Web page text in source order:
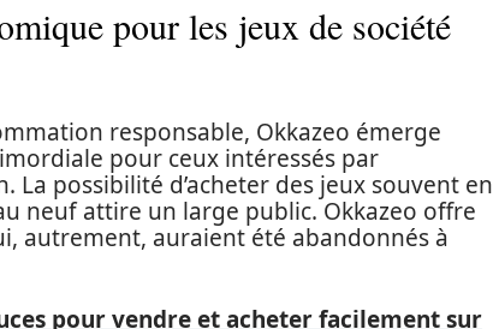
pour les jeux de société
responsable, Okkazeo émerge
pour ceux intéressés par
La possibilité d’acheter des jeux souvent en
neuf attire un large public. Okkazeo offre
autrement, auraient été abandonnés à
pour vendre et acheter facilement sur